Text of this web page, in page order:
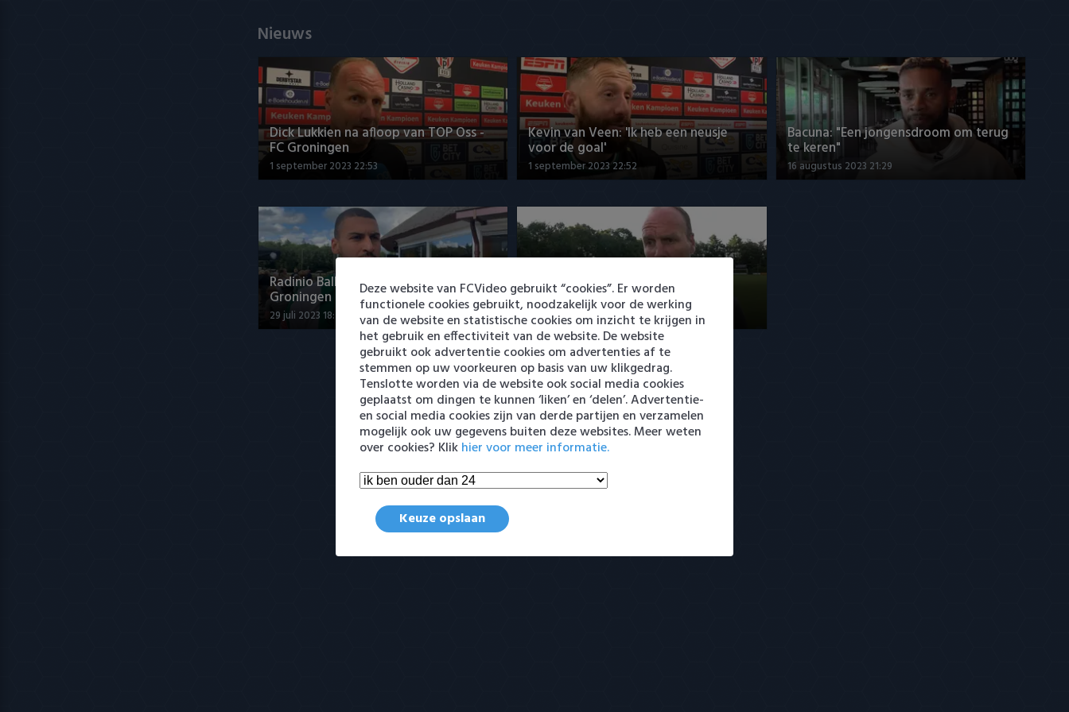
Nieuws
Dick Lukkien na afloop van TOP Oss -
FC Groningen
1 september 2023 22:53
Kevin van Veen: 'Ik heb een neusje
voor de goal'
1 september 2023 22:52
Bacuna: "Een jongensdroom om terug
te keren"
16 augustus 2023 21:29
Radinio Balker wil vertrekken bij FC
Groningen
29 juli 2023 18:43
Dick Lukkien: 'Er is heel veel arbeid
verricht'
17 juli 2023 13:39
Deze website van FCVideo gebruikt “cookies”. Er worden
functionele cookies gebruikt, noodzakelijk voor de werking
van de website en statistische cookies om inzicht te krijgen in
het gebruik en effectiviteit van de website. De website
gebruikt ook advertentie cookies om advertenties af te
stemmen op uw voorkeuren op basis van uw klikgedrag.
Tenslotte worden via de website ook social media cookies
geplaatst om dingen te kunnen ‘liken’ en ‘delen’. Advertentie-
en social media cookies zijn van derde partijen en verzamelen
mogelijk ook uw gegevens buiten deze websites. Meer weten
over cookies? Klikhier voor meer informatie.
Keuze opslaan